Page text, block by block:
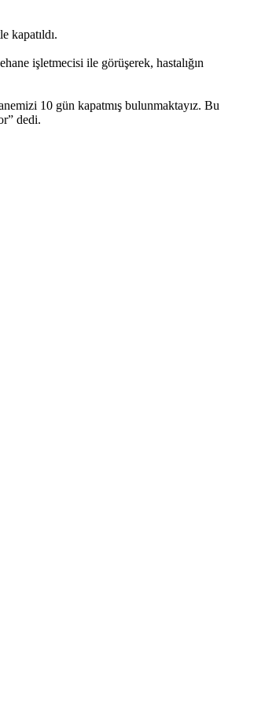
kapatıldı.
işletmecisi ile görüşerek, hastalığın
10 gün kapatmış bulunmaktayız. Bu
dedi.